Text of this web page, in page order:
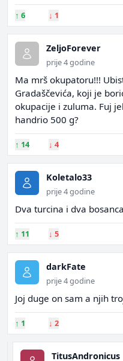
↑ 6 ↓ 1
ZeljoForever
prije 4 godine
Ma mrš okupatoru!!!
Gradaščevića, koji je
okupacije i zuluma. Fuj
handrio 500 g?
↑ 14 ↓ 4
Koletalo33
prije 4 godine
Dva turcina i dva bosanca
↑ 11 ↓ 5
darkFate
prije 4 godine
Joj duge on sam a njih
↑ 1 ↓ 2
TitusAndronicus